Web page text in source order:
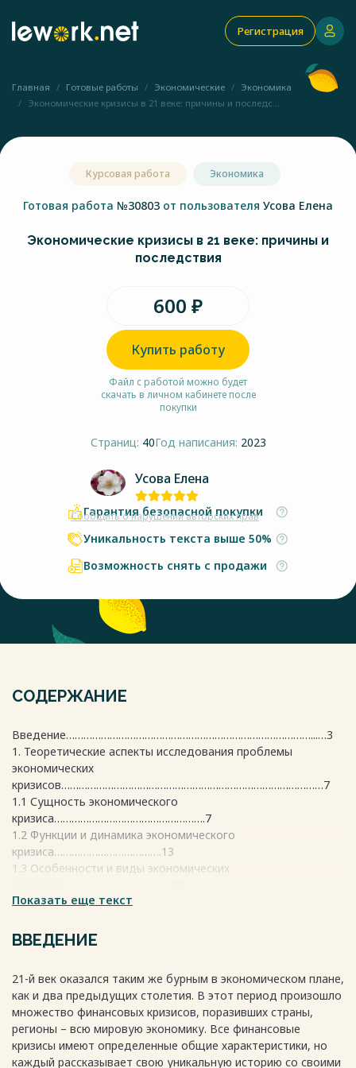
Регистрация
Главная Готовые работы Экономические
Экономика
Экономические кризисы в 21 веке: причины и последс...
Курсовая работа Экономика
Готовая работа №30803 от пользователя Усова Елена
Экономические кризисы в 21 веке: причины и
последствия
600 ₽
Купить работу
Файл с работой можно будет
скачать в личном кабинете после
покупки
Страниц: 40Год написания: 2023
Усова Елена
Сообщить о нарушении авторских прав
Гарантия безопасной покупки
Уникальность текста выше 50%
Возможность снять с продажи
СОДЕРЖАНИЕ
Введение…………………………………………………………………………...…3
1. Теоретические аспекты исследования проблемы
экономических
кризисов………………………………………………………………………………7
1.1 Сущность экономического
кризиса…………………………………………….7
1.2 Функции и динамика экономического
кризиса……………………………….13
1.3 Особенности и виды экономических
2. Возникновение и предотвращение проблем
2.1 Причины возникновения экономических кризисов и их
роль в социально-экономическом
2.2 Последствия экономических
кризисов………………………………………..29
2.3 Пути выхода из экономического
кризиса……………………………………...31
Заключение………………………….……………………………………………....36
Показать еще текст
ВВЕДЕНИЕ
21-й век оказался таким же бурным в экономическом плане,
как и два предыдущих столетия. В этот период произошло
множество финансовых кризисов, поразивших страны,
регионы – всю мировую экономику. Все финансовые
кризисы имеют определенные общие характеристики, но
каждый рассказывает свою уникальную историю со своими